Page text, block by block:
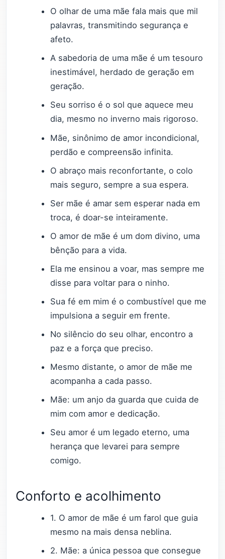
O olhar de uma mãe fala mais que mil
palavras, transmitindo segurança e
afeto.
A sabedoria de uma mãe é um tesouro
inestimável, herdado de geração em
geração.
Seu sorriso é o sol que aquece meu
dia, mesmo no inverno mais rigoroso.
Mãe, sinônimo de amor incondicional,
perdão e compreensão infinita.
O abraço mais reconfortante, o colo
mais seguro, sempre a sua espera.
Ser mãe é amar sem esperar nada em
troca, é doar-se inteiramente.
O amor de mãe é um dom divino, uma
bênção para a vida.
Ela me ensinou a voar, mas sempre me
disse para voltar para o ninho.
Sua fé em mim é o combustível que me
impulsiona a seguir em frente.
No silêncio do seu olhar, encontro a
paz e a força que preciso.
Mesmo distante, o amor de mãe me
acompanha a cada passo.
Mãe: um anjo da guarda que cuida de
mim com amor e dedicação.
Seu amor é um legado eterno, uma
herança que levarei para sempre
comigo.
Conforto e acolhimento
1. O amor de mãe é um farol que guia
mesmo na mais densa neblina.
2. Mãe: a única pessoa que consegue